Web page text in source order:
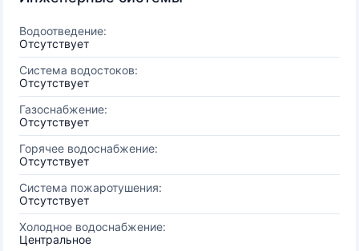
Водоотведение:
Отсутствует
Система водостоков:
Отсутствует
Газоснабжение:
Отсутствует
Горячее водоснабжение:
Отсутствует
Система пожаротушения:
Отсутствует
Холодное водоснабжение:
Центральное